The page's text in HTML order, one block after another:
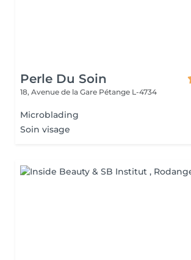
Perle Du Soin
18, Avenue de la Gare Pétange L-4734
Microblading
Soin visage